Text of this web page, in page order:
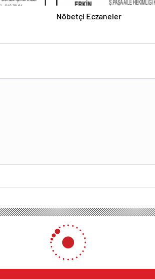
Nöbetçi Eczaneler